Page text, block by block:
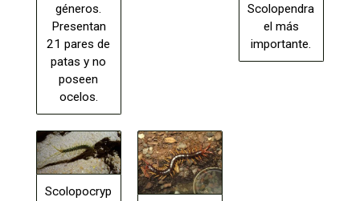
géneros.
Presentan
21 pares de
patas y no
poseen
ocelos.
Scolopendra
el más
importante.
Scolopocryp